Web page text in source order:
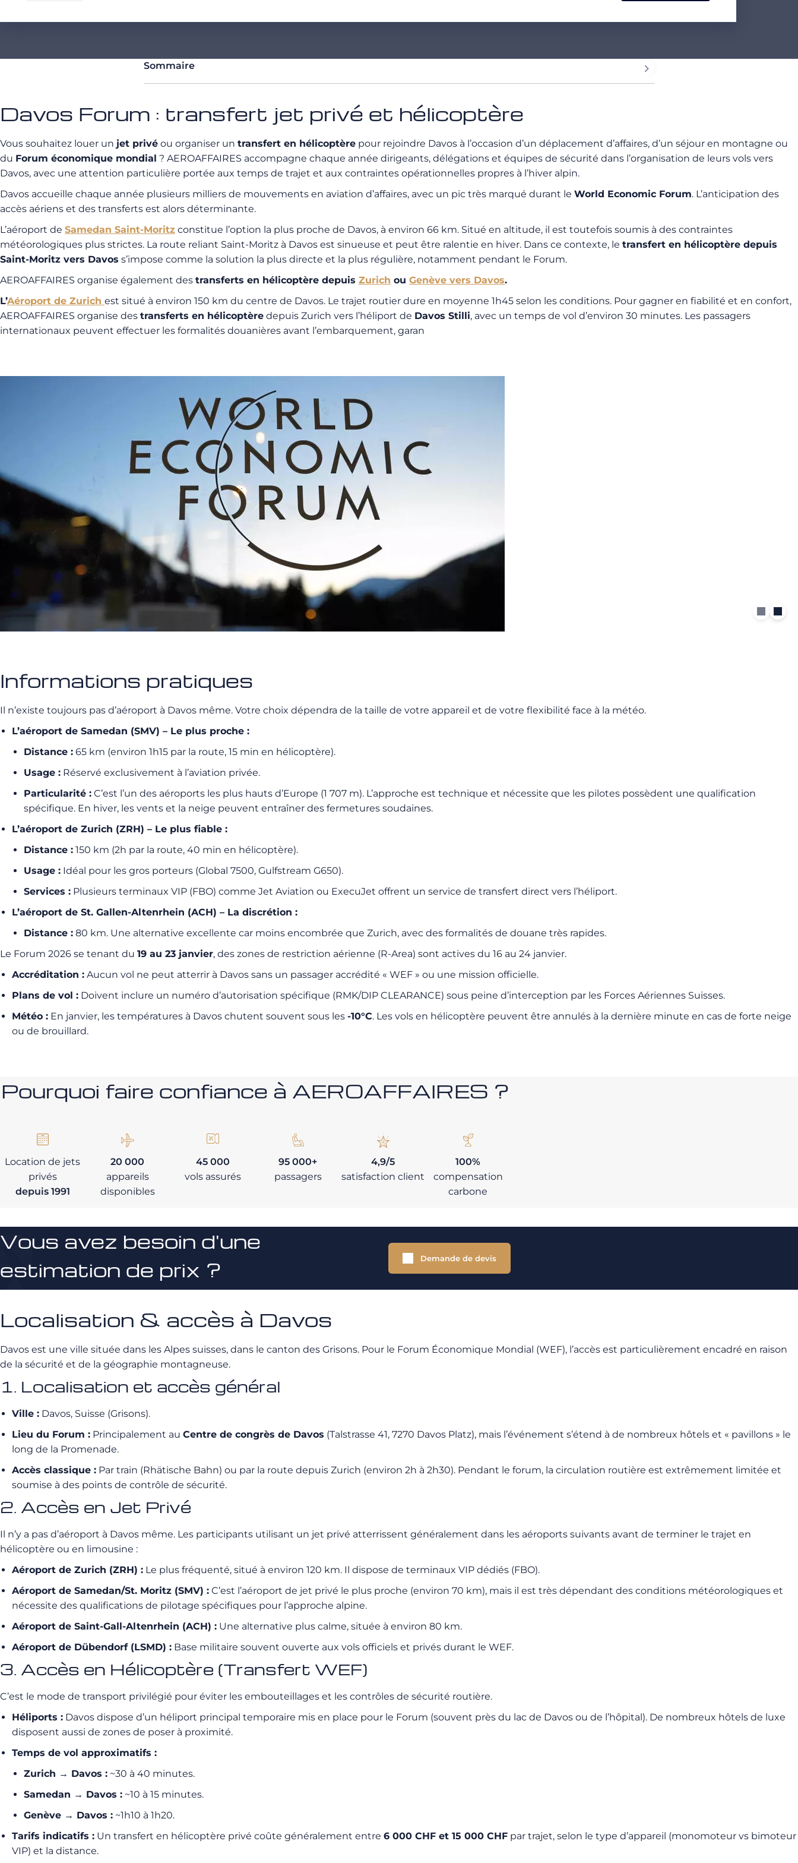
Sommaire
Davos Forum : transfert jet privé et hélicoptère
Vous souhaitez louer un jet privé ou organiser un transfert en hélicoptère pour rejoindre Davos à l’occasion d’un déplacement d’affaires, d’un séjour en montagne ou
du Forum économique mondial ? AEROAFFAIRES accompagne chaque année dirigeants, délégations et équipes de sécurité dans l’organisation de leurs vols vers
Davos, avec une attention particulière portée aux temps de trajet et aux contraintes opérationnelles propres à l’hiver alpin.
Davos accueille chaque année plusieurs milliers de mouvements en aviation d’affaires, avec un pic très marqué durant le World Economic Forum. L’anticipation des
accès aériens et des transferts est alors déterminante.
L’aéroport de Samedan Saint‑Moritz constitue l’option la plus proche de Davos, à environ 66 km. Situé en altitude, il est toutefois soumis à des contraintes
météorologiques plus strictes. La route reliant Saint-Moritz à Davos est sinueuse et peut être ralentie en hiver. Dans ce contexte, le transfert en hélicoptère depuis
Saint-Moritz vers Davos s’impose comme la solution la plus directe et la plus régulière, notamment pendant le Forum.
AEROAFFAIRES organise également des transferts en hélicoptère depuis Zurich ou Genève vers Davos.
L’Aéroport de Zurich est situé à environ 150 km du centre de Davos. Le trajet routier dure en moyenne 1h45 selon les conditions. Pour gagner en fiabilité et en confort,
AEROAFFAIRES organise des transferts en hélicoptère depuis Zurich vers l’héliport de Davos Stilli, avec un temps de vol d’environ 30 minutes. Les passagers
internationaux peuvent effectuer les formalités douanières avant l’embarquement, garan
Informations pratiques
Il n’existe toujours pas d’aéroport à Davos même. Votre choix dépendra de la taille de votre appareil et de votre flexibilité face à la météo.
L’aéroport de Samedan (SMV) – Le plus proche :
Distance : 65 km (environ 1h15 par la route, 15 min en hélicoptère).
Usage : Réservé exclusivement à l’aviation privée.
Particularité : C’est l’un des aéroports les plus hauts d’Europe (1 707 m). L’approche est technique et nécessite que les pilotes possèdent une qualification
spécifique. En hiver, les vents et la neige peuvent entraîner des fermetures soudaines.
L’aéroport de Zurich (ZRH) – Le plus fiable :
Distance : 150 km (2h par la route, 40 min en hélicoptère).
Usage : Idéal pour les gros porteurs (Global 7500, Gulfstream G650).
Services : Plusieurs terminaux VIP (FBO) comme Jet Aviation ou ExecuJet offrent un service de transfert direct vers l’héliport.
L’aéroport de St. Gallen-Altenrhein (ACH) – La discrétion :
Distance : 80 km. Une alternative excellente car moins encombrée que Zurich, avec des formalités de douane très rapides.
Le Forum 2026 se tenant du 19 au 23 janvier, des zones de restriction aérienne (R-Area) sont actives du 16 au 24 janvier.
Accréditation : Aucun vol ne peut atterrir à Davos sans un passager accrédité « WEF » ou une mission officielle.
Plans de vol : Doivent inclure un numéro d’autorisation spécifique (RMK/DIP CLEARANCE) sous peine d’interception par les Forces Aériennes Suisses.
Météo : En janvier, les températures à Davos chutent souvent sous les -10°C. Les vols en hélicoptère peuvent être annulés à la dernière minute en cas de forte neige
ou de brouillard.
Pourquoi faire confiance à AEROAFFAIRES ?
Location de jets
privés
depuis 1991
20 000
appareils
disponibles
45 000
vols assurés
95 000+
passagers
4,9/5
satisfaction client
100%
compensation
carbone
Vous avez besoin d'une
estimation de prix ?
Demande de devis
Localisation & accès à Davos
Davos est une ville située dans les Alpes suisses, dans le canton des Grisons. Pour le Forum Économique Mondial (WEF), l’accès est particulièrement encadré en raison
de la sécurité et de la géographie montagneuse.
1. Localisation et accès général
Ville : Davos, Suisse (Grisons).
Lieu du Forum : Principalement au Centre de congrès de Davos (Talstrasse 41, 7270 Davos Platz), mais l’événement s’étend à de nombreux hôtels et « pavillons » le
long de la Promenade.
Accès classique : Par train (Rhätische Bahn) ou par la route depuis Zurich (environ 2h à 2h30). Pendant le forum, la circulation routière est extrêmement limitée et
soumise à des points de contrôle de sécurité.
2. Accès en Jet Privé
Il n’y a pas d’aéroport à Davos même. Les participants utilisant un jet privé atterrissent généralement dans les aéroports suivants avant de terminer le trajet en
hélicoptère ou en limousine :
Aéroport de Zurich (ZRH) : Le plus fréquenté, situé à environ 120 km. Il dispose de terminaux VIP dédiés (FBO).
Aéroport de Samedan/St. Moritz (SMV) : C’est l’aéroport de jet privé le plus proche (environ 70 km), mais il est très dépendant des conditions météorologiques et
nécessite des qualifications de pilotage spécifiques pour l’approche alpine.
Aéroport de Saint-Gall-Altenrhein (ACH) : Une alternative plus calme, située à environ 80 km.
Aéroport de Dübendorf (LSMD) : Base militaire souvent ouverte aux vols officiels et privés durant le WEF.
3. Accès en Hélicoptère (Transfert WEF)
C’est le mode de transport privilégié pour éviter les embouteillages et les contrôles de sécurité routière.
Héliports : Davos dispose d’un héliport principal temporaire mis en place pour le Forum (souvent près du lac de Davos ou de l’hôpital). De nombreux hôtels de luxe
disposent aussi de zones de poser à proximité.
Temps de vol approximatifs :
Zurich → Davos : ~30 à 40 minutes.
Samedan → Davos : ~10 à 15 minutes.
Genève → Davos : ~1h10 à 1h20.
Tarifs indicatifs : Un transfert en hélicoptère privé coûte généralement entre 6 000 CHF et 15 000 CHF par trajet, selon le type d’appareil (monomoteur vs bimoteur
VIP) et la distance.